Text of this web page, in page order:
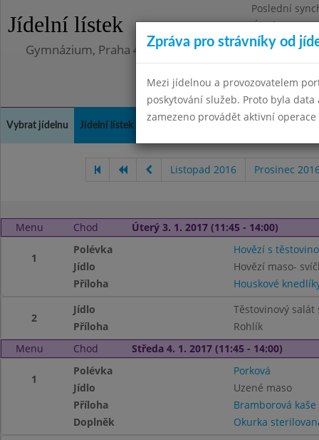
Jídelní lístek
Poslední
Úterý
Gymnázium, Praha 4, Budějovická 680
Vybrat jídelnu Jídelní lístek Kontakty a informace
Listopad 2016 Prosinec
Menu Chod Úterý 3. 1. 2017 (11:45 - 14:00)
1
Polévka
Hovězí s
Jídlo
Hovězí maso-
Příloha
Houskové
2
Jídlo
Těstovinový salát
Příloha
Rohlík
Menu
Chod Středa 4. 1. 2017 (11:45 - 14:00)
1
Polévka
Porková
Jídlo
Uzené maso
Příloha
Bramborová kaše
Doplněk
Okurka
Zpráva pro strávníky od
Mezi jídelnou a provozovatelem
poskytování služeb. Proto byla
zamezeno provádět aktivní